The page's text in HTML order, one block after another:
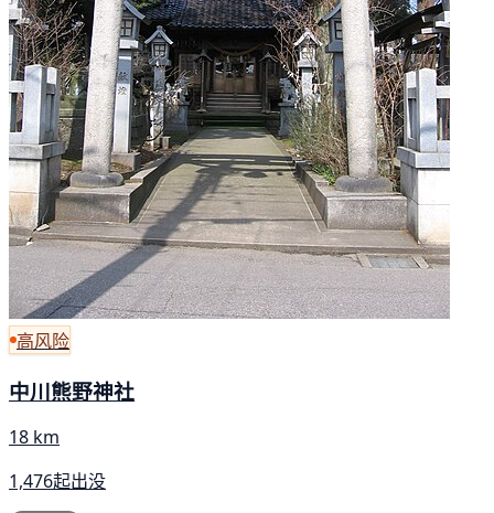
高风险
中川熊野神社
18 km
1,476起出没